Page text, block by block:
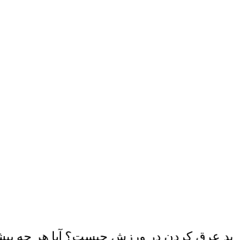
عرق كردن در ورزش چیست؟ آیا هر چه